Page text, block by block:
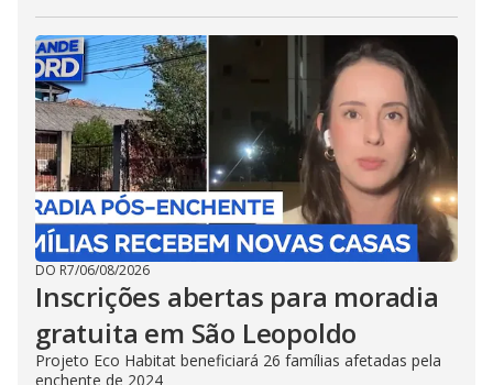
DO R7/06/08/2026
Inscrições abertas para moradia
gratuita em São Leopoldo
Projeto Eco Habitat beneficiará 26 famílias afetadas pela
enchente de 2024